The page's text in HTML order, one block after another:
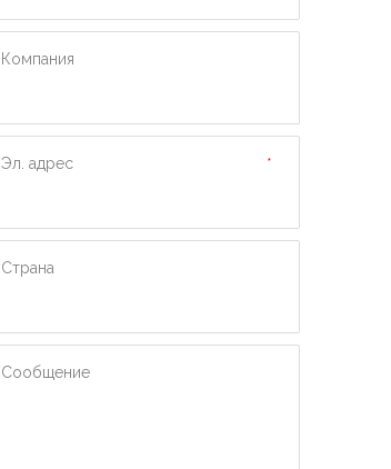
Компания
*
Эл. адрес
Страна
Сообщение